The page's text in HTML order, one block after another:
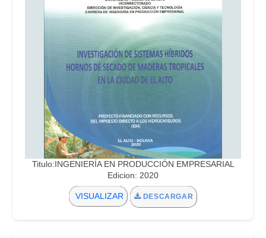
Titulo:INGENIERÍA EN PRODUCCIÓN EMPRESARIAL
Edicion: 2020
VISUALIZAR DESCARGAR